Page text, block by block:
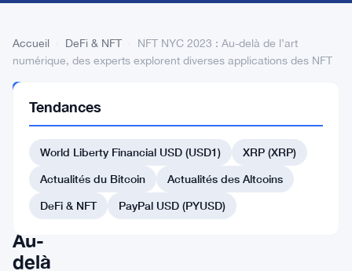
Accueil DeFi & NFT
NFT NYC 2023 : Au-delà de l’art
numérique, des experts explorent diverses applications des NFT
NFT
NFT
NYC
2023
Au-
delà
Tendances
World Liberty Financial USD (USD1)
XRP (XRP)
Actualités du Bitcoin
Actualités des Altcoins
DeFi & NFT
PayPal USD (PYUSD)